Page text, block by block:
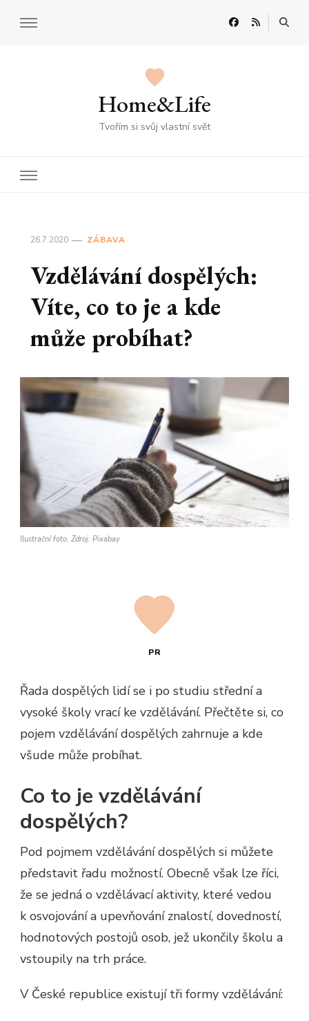
Home&Life
Tvořím si svůj vlastní svět
26.7.2020 ZÁBAVA
Vzdělávání dospělých:
Víte, co to je a kde
může probíhat?
Ilustrační foto. Zdroj: Pixabay
PR
Řada dospělých lidí se i po studiu střední a
vysoké školy vrací ke vzdělávání. Přečtěte si, co
pojem vzdělávání dospělých zahrnuje a kde
všude může probíhat.
Co to je vzdělávání
dospělých?
Pod pojmem vzdělávání dospělých si můžete
představit řadu možností. Obecně však lze říci,
že se jedná o vzdělávací aktivity, které vedou
k osvojování a upevňování znalostí, dovedností,
hodnotových postojů osob, jež ukončily školu a
vstoupily na trh práce.
V České republice existují tři formy vzdělávání: